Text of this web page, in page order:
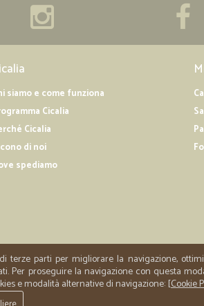
siamo e come funziona
Cicalia
Cicalia
di noi
spediamo
terze parti per migliorare la navigazione,
Per proseguire la navigazione con questa
e modalità alternative di navigazione: [Cookie